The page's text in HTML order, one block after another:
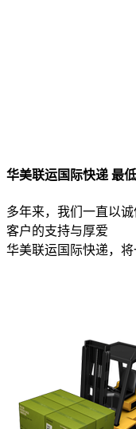
华美联运国际快递 最
多年来，我们一直以
客户的支持与厚爱
华美联运国际快递，将